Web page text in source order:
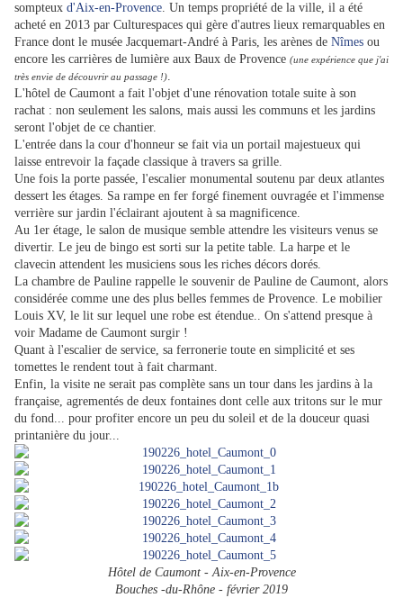
sompteux d'Aix-en-Provence. Un temps propriété de la ville, il a été
acheté en 2013 par Culturespaces qui gère d'autres lieux remarquables en
France dont le musée Jacquemart-André à Paris, les arènes de Nîmes ou
encore les carrières de lumière aux Baux de Provence (une expérience que j'ai
très envie de découvrir au passage !).
L'hôtel de Caumont a fait l'objet d'une rénovation totale suite à son
rachat : non seulement les salons, mais aussi les communs et les jardins
seront l'objet de ce chantier.
L'entrée dans la cour d'honneur se fait via un portail majestueux qui
laisse entrevoir la façade classique à travers sa grille.
Une fois la porte passée, l'escalier monumental soutenu par deux atlantes
dessert les étages. Sa rampe en fer forgé finement ouvragée et l'immense
verrière sur jardin l'éclairant ajoutent à sa magnificence.
Au 1er étage, le salon de musique semble attendre les visiteurs venus se
divertir. Le jeu de bingo est sorti sur la petite table. La harpe et le
clavecin attendent les musiciens sous les riches décors dorés.
La chambre de Pauline rappelle le souvenir de Pauline de Caumont, alors
considérée comme une des plus belles femmes de Provence. Le mobilier
Louis XV, le lit sur lequel une robe est étendue.. On s'attend presque à
voir Madame de Caumont surgir !
Quant à l'escalier de service, sa ferronerie toute en simplicité et ses
tomettes le rendent tout à fait charmant.
Enfin, la visite ne serait pas complète sans un tour dans les jardins à la
française, agrementés de deux fontaines dont celle aux tritons sur le mur
du fond... pour profiter encore un peu du soleil et de la douceur quasi
printanière du jour...
Hôtel de Caumont - Aix-en-Provence
Bouches -du-Rhône - février 2019